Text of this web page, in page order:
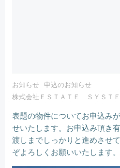
お知らせ
申込のお知らせ
株式会社ＥＳＴＡＴＥ ＳＹＳＴ
表題の物件についてお申込み
せいたします。お申込み頂き
渡しまでしっかりと進めさせ
ぞよろしくお願いいたします。